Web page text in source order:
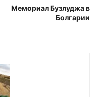
Мемориал Бузлуджа в
Болгарии